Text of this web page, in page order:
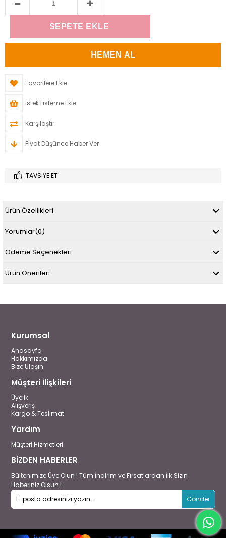
Favorilere Ekle
İstek Listeme Ekle
Karşılaştır
Fiyat Düşünce Haber Ver
TAVSIYE ET
Ürün Özellikleri
Yorumlar(0)
Ödeme Seçenekleri
Ürün Önerileri
Kurumsal
Anasayfa
Hakkımızda
Bize Ulaşın
Müşteri İlişkileri
Üyelik
Alışveriş
Kargo & Teslimat
Yardım
Müşteri Hizmetleri
BİZDEN HABERLER
Bültenimize Üye Olun ! Tüm İndirim ve Fırsatlardan İlk Sizin
Haberiniz Olsun !
Gönder